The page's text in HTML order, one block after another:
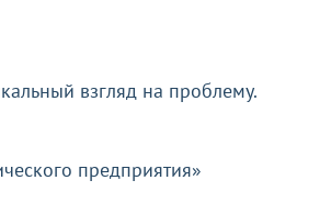
взгляд на проблему.
предприятия»